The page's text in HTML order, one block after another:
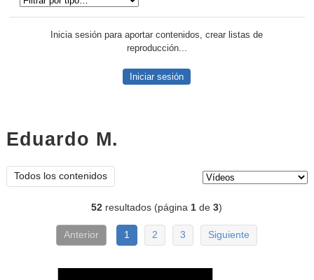
Inicia sesión para aportar contenidos, crear listas de
reproducción...
Iniciar sesión
Eduardo M.
Todos los contenidos
52 resultados (página1 de3)
Anterior 1 2 3 Siguiente